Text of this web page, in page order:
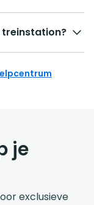
treinstation?
je
exclusieve